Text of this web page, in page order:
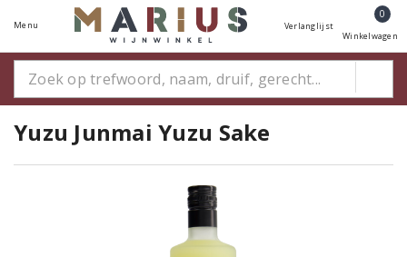
Menu Verlanglijst
0
Winkelwagen
Yuzu Junmai Yuzu Sake